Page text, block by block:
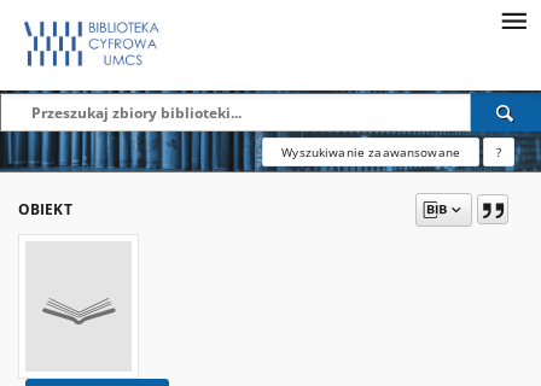
Wyszukiwanie zaawansowane ?
OBIEKT